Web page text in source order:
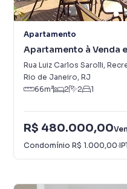
Apartamento
Apartamento à Venda
Bandeirantes
Rua Luiz Carlos Sarolli,
Rio de Janeiro, RJ
66m² 2 2 1
R$ 480.000,00
Condomínio R$ 1.000,00·